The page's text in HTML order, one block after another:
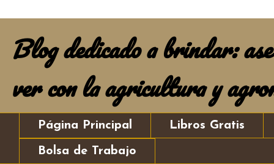
Blog dedicado a brindar:
ver con la agricultura y
Página Principal Libros Gratis
Bolsa de Trabajo